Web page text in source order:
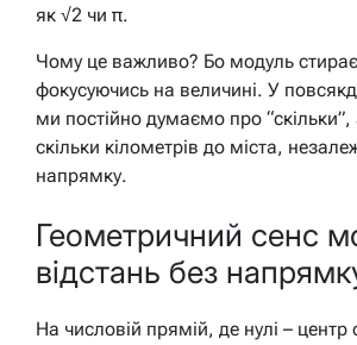
як √2 чи π.
Чому це важливо? Бо модуль
фокусуючись на величині. У
ми постійно думаємо про “скільки”,
скільки кілометрів до міста,
напрямку.
Геометричний сенс
відстань без
На числовій прямій, де нулі – центр